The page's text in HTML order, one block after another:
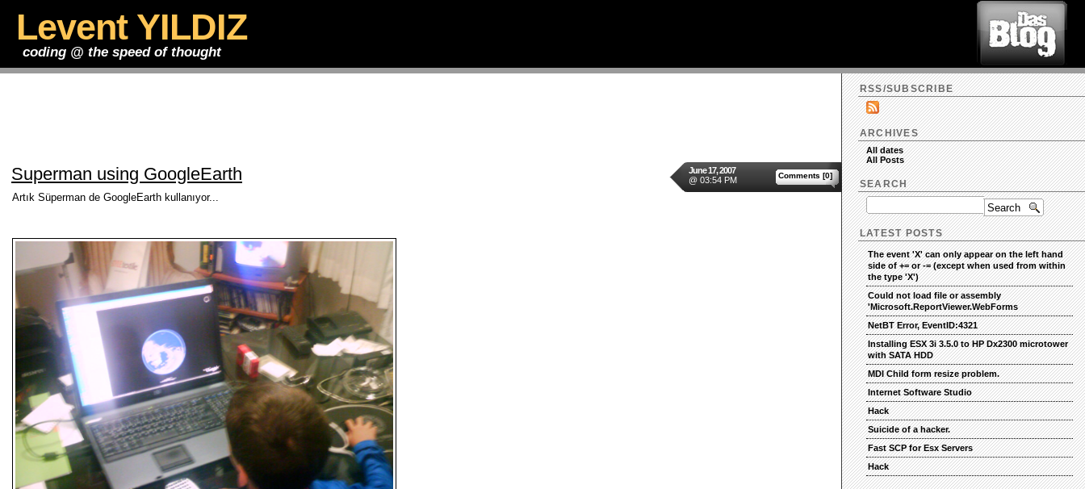
Levent YILDIZ
coding @ the speed of thought
June 17, 2007
@ 03:54 PM
Comments [0]
Superman using GoogleEarth
Artık Süperman de GoogleEarth kullanıyor...
RSS/SUBSCRIBE
ARCHIVES
All dates
All Posts
SEARCH
LATEST POSTS
The event 'X' can only appear on the left hand
side of += or -= (except when used from within
the type 'X')
Could not load file or assembly
'Microsoft.ReportViewer.WebForms
NetBT Error, EventID:4321
Installing ESX 3i 3.5.0 to HP Dx2300 microtower
with SATA HDD
MDI Child form resize problem.
Internet Software Studio
Hack
Suicide of a hacker.
Fast SCP for Esx Servers
Hack